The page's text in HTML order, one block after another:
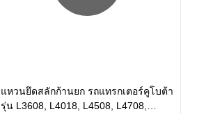
แหวนยึดสลักก้านยก รถแทรกเตอร์คูโบต้า
รุ่น L3608, L4018, L4508, L4708,
อ่านเพิ่ม